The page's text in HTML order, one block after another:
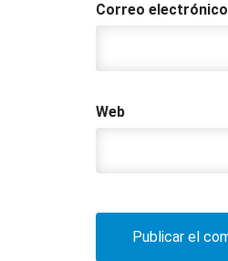
Correo electrónico
Web